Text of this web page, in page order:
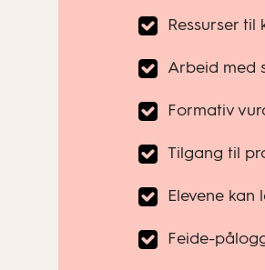
Ressurser
Arbeid med
Formativ
Tilgang til
Elevene kan
Feide-